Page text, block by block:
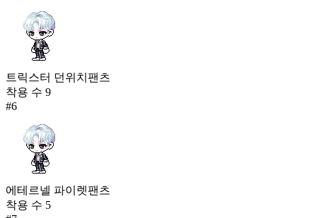
트릭스터 던위치팬츠
착용 수 9
#6
에테르넬 파이렛팬츠
착용 수 5